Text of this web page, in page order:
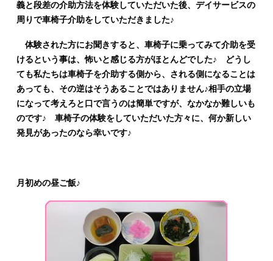
義と段差の介助方法を体験していただいた後、デイサービスの
周りで車椅子介助をしていただきました♪
体験された方にお聞きすると、車椅子に乗ってみて介助を受
けるという事は、怖いと感じる方がほとんどでした♪ どうし
ても私たちは車椅子を介助する側から、される側になることは
あっても、その逆はそうあることではありません♪相手の立場
になって考えろと口で言うのは簡単ですが、なかなか難しいも
のです♪ 車椅子の体験をしていただいた方々に、何か新しい
発見があったのなら幸いです♪
月初めの昼ご飯♪